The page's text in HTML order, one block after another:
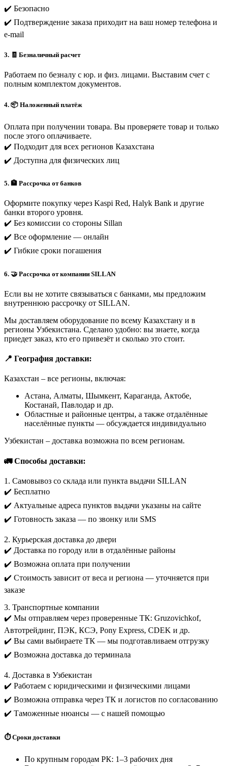
✔️ Безопасно
✔️ Подтверждение заказа приходит на ваш номер телефона и
e-mail
3. 🧾 Безналичный расчет
Работаем по безналу с юр. и физ. лицами. Выставим счет с
полным комплектом документов.
4. 📦 Наложенный платёж
Оплата при получении товара. Вы проверяете товар и только
после этого оплачиваете.
✔️ Подходит для всех регионов Казахстана
✔️ Доступна для физических лиц
5. 🏦 Рассрочка от банков
Оформите покупку через Kaspi Red, Halyk Bank и другие
банки второго уровня.
✔️ Без комиссии со стороны Sillan
✔️ Все оформление — онлайн
✔️ Гибкие сроки погашения
6. 🤝 Рассрочка от компании SILLAN
Если вы не хотите связываться с банками, мы предложим
внутреннюю рассрочку от SILLAN.
Мы доставляем оборудование по всему Казахстану и в
регионы Узбекистана. Сделано удобно: вы знаете, когда
приедет заказ, кто его привезёт и сколько это стоит.
📍 География доставки:
Казахстан – все регионы, включая:
Астана, Алматы, Шымкент, Караганда, Актобе,
Костанай, Павлодар и др.
Областные и районные центры, а также отдалённые
населённые пункты — обсуждается индивидуально
Узбекистан – доставка возможна по всем регионам.
🚛 Способы доставки:
1. Самовывоз со склада или пункта выдачи SILLAN
✔️ Бесплатно
✔️ Актуальные адреса пунктов выдачи указаны на сайте
✔️ Готовность заказа — по звонку или SMS
2. Курьерская доставка до двери
✔️ Доставка по городу или в отдалённые районы
✔️ Возможна оплата при получении
✔️ Стоимость зависит от веса и региона — уточняется при
заказе
3. Транспортные компании
✔️ Мы отправляем через проверенные ТК: Gruzovichkof,
Автотрейдинг, ПЭК, КСЭ, Pony Express, CDEK и др.
✔️ Вы сами выбираете ТК — мы подготавливаем отгрузку
✔️ Возможна доставка до терминала
4. Доставка в Узбекистан
✔️ Работаем с юридическими и физическими лицами
✔️ Возможна отправка через ТК и логистов по согласованию
✔️ Таможенные нюансы — с нашей помощью
⏱️ Сроки доставки
По крупным городам РК: 1–3 рабочих дня